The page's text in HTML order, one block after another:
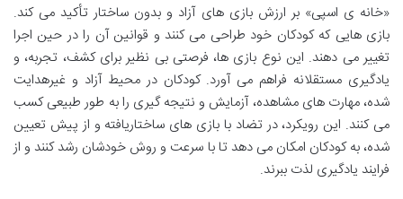
«خانه ی اسپی» بر ارزش بازی های آزاد و بدون ساختار تأکید می کند.
بازی هایی که کودکان خود طراحی می کنند و قوانین آن را در حین اجرا
تغییر می دهند. این نوع بازی ها، فرصتی بی نظیر برای کشف، تجربه، و
یادگیری مستقلانه فراهم می آورد. کودکان در محیط آزاد و غیرهدایت
شده، مهارت های مشاهده، آزمایش و نتیجه گیری را به طور طبیعی کسب
می کنند. این رویکرد، در تضاد با بازی های ساختاریافته و از پیش تعیین
شده، به کودکان امکان می دهد تا با سرعت و روش خودشان رشد کنند و از
فرایند یادگیری لذت ببرند.